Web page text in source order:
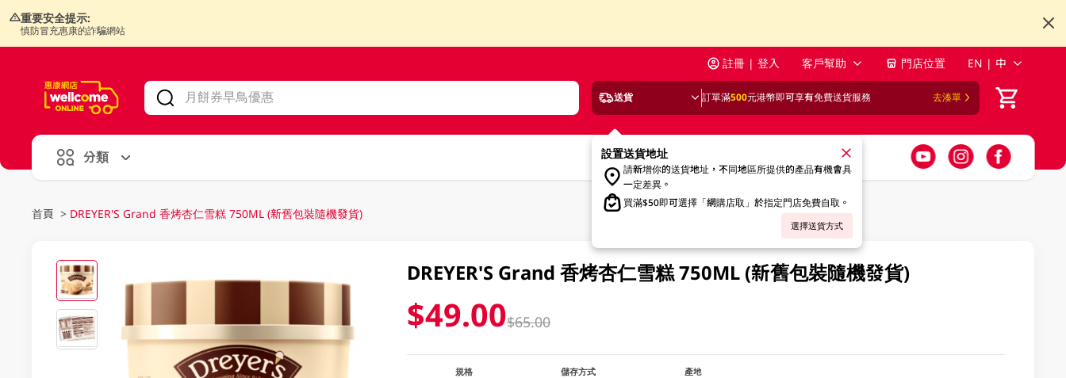
重要安全提示:
慎防冒充惠康的詐騙網站
註冊 | 登入 客戶幫助 門店位置 EN | 中
送貨 訂單滿500元港幣即可享有免費送貨服務 去湊單
設置送貨地址
請新增你的送貨地址，不同地區所提供的產品有機會具
一定差異。
買滿$50即可選擇「網購店取」於指定門店免費自取。
選擇送貨方式
分類
首頁 > DREYER'S Grand 香烤杏仁雪糕 750ML (新舊包裝隨機發貨)
DREYER'S Grand 香烤杏仁雪糕 750ML (新舊包裝隨機發貨)
$49.00$65.00
規格
儲存方式
產地